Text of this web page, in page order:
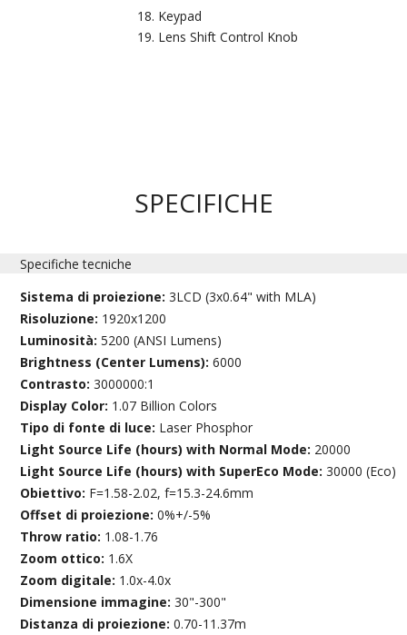
Keypad
Lens Shift Control Knob
SPECIFICHE
Specifiche tecniche
Sistema di proiezione:3LCD (3x0.64" with MLA)
Risoluzione: 1920x1200
Luminosità:5200 (ANSI Lumens)
Brightness (Center Lumens):6000
Contrasto:3000000:1
Display Color: 1.07 Billion Colors
Tipo di fonte di luce: Laser Phosphor
Light Source Life (hours) with Normal Mode: 20000
Light Source Life (hours) with SuperEco Mode:30000 (Eco)
Obiettivo: F=1.58-2.02, f=15.3-24.6mm
Offset di proiezione:0%+/-5%
Throw ratio: 1.08-1.76
Zoom ottico: 1.6X
Zoom digitale: 1.0x-4.0x
Dimensione immagine:30"-300"
Distanza di proiezione:0.70-11.37m